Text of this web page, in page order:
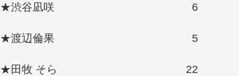
★渋谷凪咲 6
★渡辺倫果 5
★田牧 そら 22